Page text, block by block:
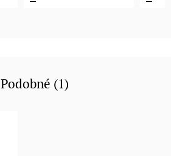
Podobné (1)